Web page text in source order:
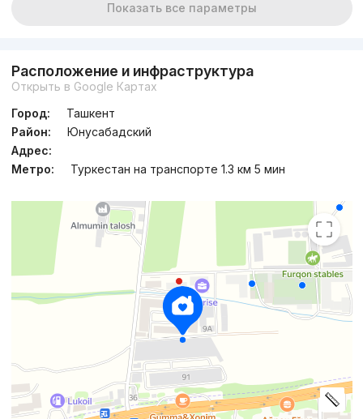
Показать все параметры
Расположение и инфраструктура
Открыть в Google Картах
Город:
Ташкент
Район:
Юнусабадский
Адрес:
Метро:
Туркестан на транспорте 1.3 км 5 мин